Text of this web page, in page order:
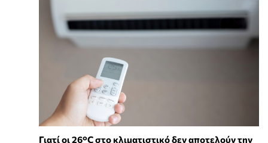
Γιατί οι 26°C στο κλιματιστικό δεν αποτελούν την